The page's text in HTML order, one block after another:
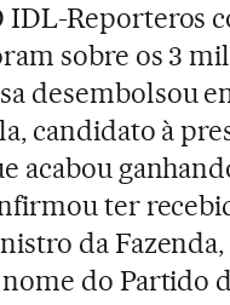
Reporteros
sobre os 3
desembolsou
candidato à
acabou
ter
da Fazenda,
do Partido